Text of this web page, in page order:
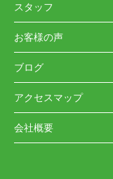
スタッフ
お客様の声
ブログ
アクセスマップ
会社概要